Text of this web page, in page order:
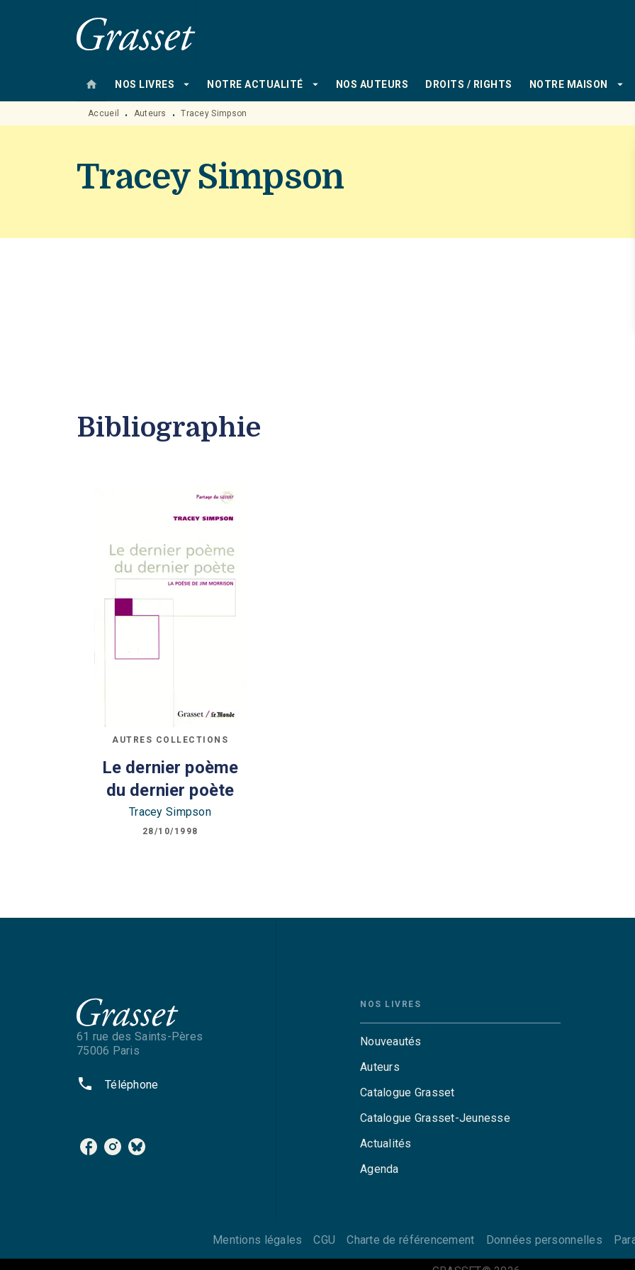
MENU RECHERCHE
home NOS LIVRES arrow_drop_down NOTRE ACTUALITÉ arrow_drop_down NOS AUTEURS DROITS / RIGHTS NOTRE MAISON arrow_drop_down
Accueil • Auteurs • Tracey Simpson
Tracey Simpson
Bibliographie
AUTRES COLLECTIONS
Le dernier poème
du dernier poète
Tracey Simpson
28/10/1998
61 rue des Saints-Pères
75006 Paris
phone Téléphone
NOS LIVRES
Nouveautés
Auteurs
Catalogue Grasset
Catalogue Grasset-Jeunesse
Actualités
Agenda
Mentions légales CGU Charte de référencement Données personnelles